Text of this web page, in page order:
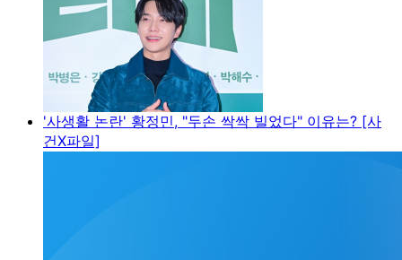
'사생활 논란' 황정민, "두손 싹싹 빌었다" 이유는? [사
건X파일]